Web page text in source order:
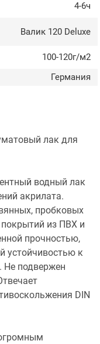
4-6ч
Валик 120 Deluxe
100-120г/м2
Германия
лак для
водный лак
акрилата.
пробковых
из ПВХ и
прочностью,
устойчивостью к
Не подвержен
DIN